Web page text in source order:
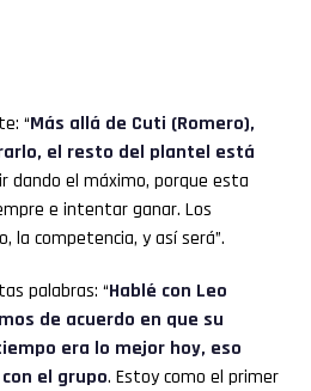
“Más allá de Cuti (Romero),
el resto del plantel está
dando el máximo, porque esta
e intentar ganar. Los
la competencia, y así será”.
palabras: “Hablé con Leo
de acuerdo en que su
era lo mejor hoy, eso
el grupo. Estoy como el primer